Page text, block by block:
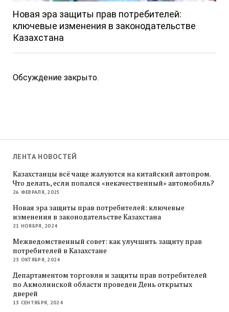
Новая эра защиты прав потребителей:
ключевые изменения в законодательстве
Казахстана
Обсуждение закрыто.
ЛЕНТА НОВОСТЕЙ
Казахстанцы всё чаще жалуются на китайский автопром.
Что делать, если попался «некачественный» автомобиль?
26 ФЕВРАЛЯ, 2025
Новая эра защиты прав потребителей: ключевые
изменения в законодательстве Казахстана
21 НОЯБРЯ, 2024
Межведомственный совет: как улучшить защиту прав
потребителей в Казахстане
23 ОКТЯБРЯ, 2024
Департаментом торговли и защиты прав потребителей
по Акмолинской области проведен День открытых
дверей
13 СЕНТЯБРЯ, 2024